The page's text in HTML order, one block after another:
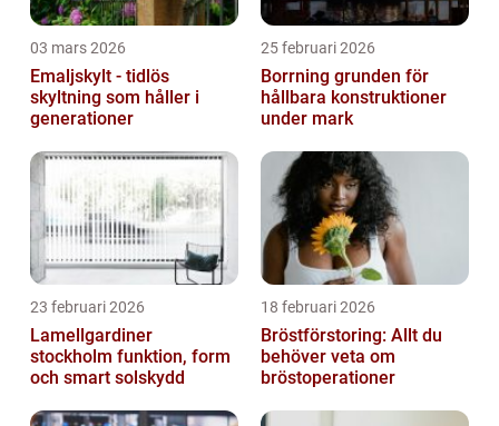
03 mars 2026
Emaljskylt - tidlös
skyltning som håller i
generationer
25 februari 2026
Borrning grunden för
hållbara konstruktioner
under mark
23 februari 2026
Lamellgardiner
stockholm funktion, form
och smart solskydd
18 februari 2026
Bröstförstoring: Allt du
behöver veta om
bröstoperationer